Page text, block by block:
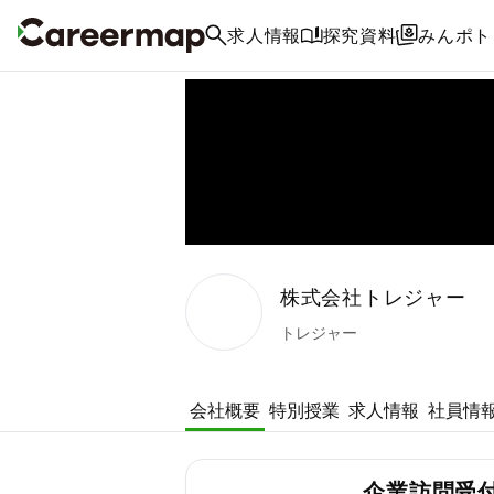
求人情報 探究資料 みんポト
株式会社トレジャー
トレジャー
会社概要 特別授業 求人情報 社員情